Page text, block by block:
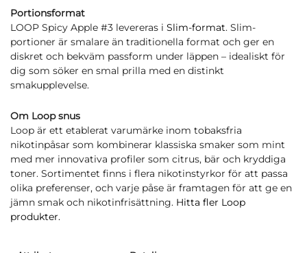
Portionsformat
LOOP Spicy Apple #3 levereras i Slim-format. Slim-
portioner är smalare än traditionella format och ger en
diskret och bekväm passform under läppen – idealiskt för
dig som söker en smal prilla med en distinkt
smakupplevelse.
Om Loop snus
Loop är ett etablerat varumärke inom tobaksfria
nikotinpåsar som kombinerar klassiska smaker som mint
med mer innovativa profiler som citrus, bär och kryddiga
toner. Sortimentet finns i flera nikotinstyrkor för att passa
olika preferenser, och varje påse är framtagen för att ge en
jämn smak och nikotinfrisättning. Hitta fler Loop
produkter.